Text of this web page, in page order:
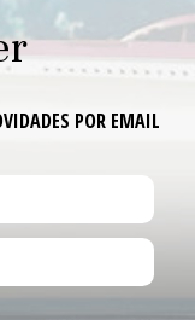
POR EMAIL